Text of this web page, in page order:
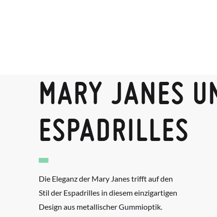
MARY JANES
ESPADRILLES
Die Eleganz der Mary Janes trifft auf den
Stil der Espadrilles in diesem einzigartigen
Design aus metallischer Gummioptik.